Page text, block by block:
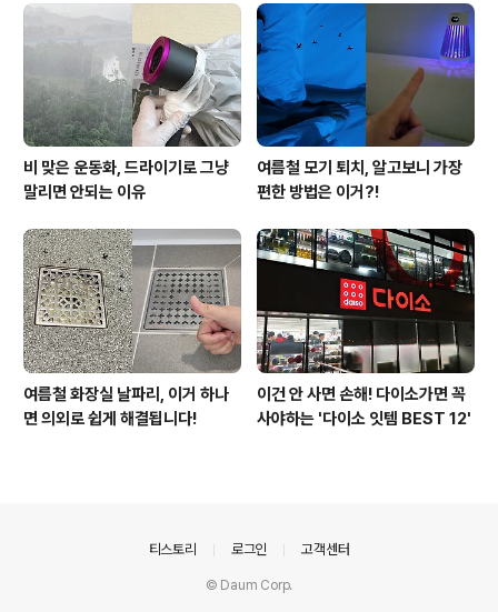
비 맞은 운동화, 드라이기로 그냥
말리면 안되는 이유
여름철 모기 퇴치, 알고보니 가장
편한 방법은 이거?!
여름철 화장실 날파리, 이거 하나
면 의외로 쉽게 해결됩니다!
이건 안 사면 손해! 다이소가면 꼭
사야하는 '다이소 잇템 BEST 12'
티스토리 로그인 고객센터
© Daum Corp.